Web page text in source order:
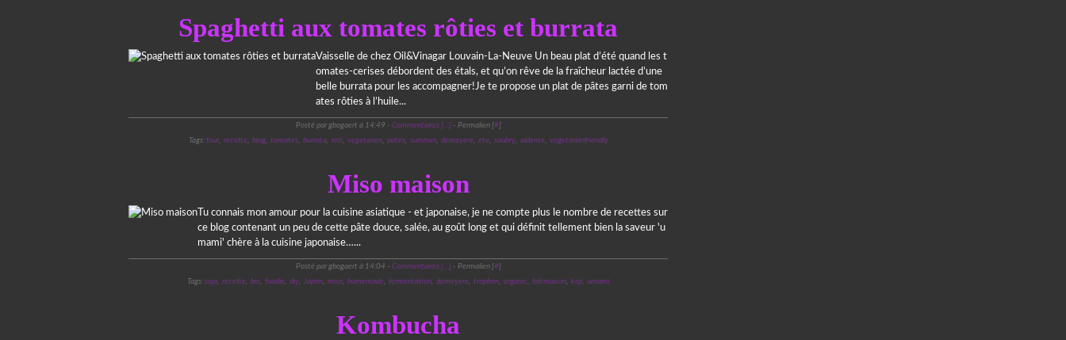
Spaghetti aux tomates rôties et burrata
Vaisselle de chez Oil&Vinagar Louvain-La-Neuve Un beau plat d’été quand les t
omates-cerises débordent des étals, et qu’on rêve de la fraîcheur lactée d’une
belle burrata pour les accompagner!Je te propose un plat de pâtes garni de tom
ates rôties à l’huile...
Posté par gbogaert à 14:49 - Commentaires […]- Permalien [#]
Tags: four, recette, blog, tomates, burrata, roti, vegetarien, pates, summer, demeyere, ete, soubry, aldente, vegetarianfriendly
Miso maison
Tu connais mon amour pour la cuisine asiatique - et japonaise, je ne compte plus le nombre de recettes sur
ce blog contenant un peu de cette pâte douce, salée, au goût long et qui définit tellement bien la saveur 'u
mami' chère à la cuisine japonaise…...
Posté par gbogaert à 14:04 - Commentaires […]- Permalien [#]
Tags: soja, recette, bio, foodie, diy, Japon, miso, homemade, fermentation, demeyere, tropbon, organic, faitmaison, koji, umami
Kombucha